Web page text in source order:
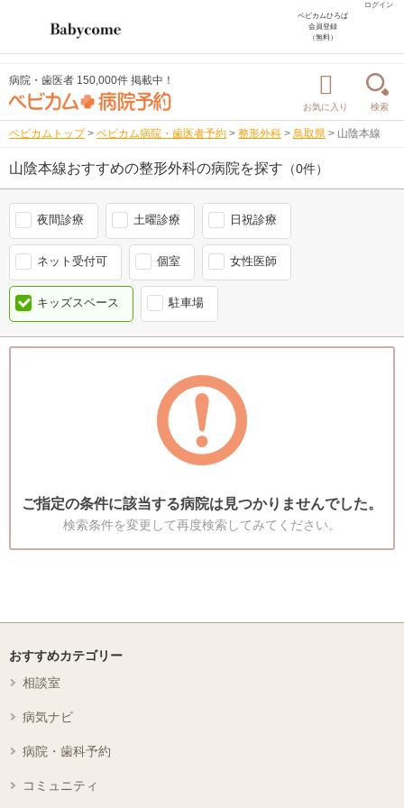
ログイン
ベビカムひろば
会員登録
（無料）
病院・歯医者 150,000件 掲載中！
お気に入り 検索
ベビカムトップ > ベビカム病院・歯医者予約 > 整形外科 > 鳥取県 > 山陰本線
山陰本線おすすめの整形外科の病院を探す （0件）
夜間診療 土曜診療 日祝診療
ネット受付可 個室 女性医師
キッズスペース 駐車場
ご指定の条件に該当する病院は見つかりませんでした。
検索条件を変更して再度検索してみてください。
おすすめカテゴリー
相談室
病気ナビ
病院・歯科予約
コミュニティ